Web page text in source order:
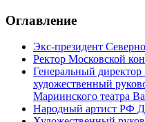
Оглавление
Экс-президент
Ректор Московской
Генеральный директор
художественный
Мариинского театра
Народный артист РФ